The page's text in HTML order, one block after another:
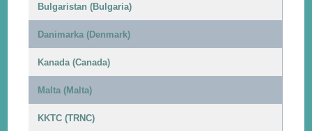
Bulgaristan (Bulgaria)
Danimarka (Denmark)
Kanada (Canada)
Malta (Malta)
KKTC (TRNC)